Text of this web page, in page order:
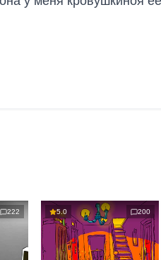
222 5.0 200